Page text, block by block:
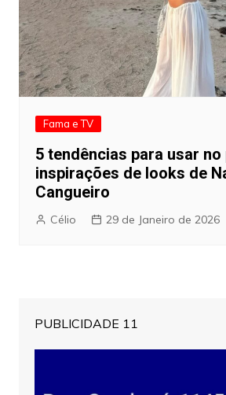
Fama e TV
5 tendências para usar
inspirações de looks de
Cangueiro
Célio 29 de Janeiro de 2026
PUBLICIDADE 11